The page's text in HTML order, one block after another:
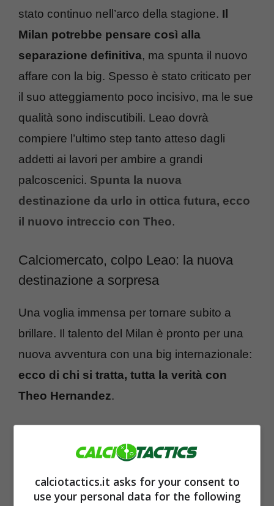
stato continuo nell’arco della stagione. Il
Milan potrebbe pensare così alla
separazione definitiva, ma spunta il nuovo
affare con la big. Spesso è stato criticato per
il suo atteggiamento poco incisivo, ma le sue
qualità sono indiscutibili. Leao dovrà
compiere l’ultimo step tanto atteso dagli
addetti ai lavori per ambire a grandi
palcoscenici. Spunta la nuova
destinazione da urlo in ottica futura, ecco
il nuovo intreccio con Theo.
Calciomercato, colpo Leao: la nuova
destinazione a sorpresa
Una voglia immensa per tornare subito a
brillare. Il talento del Milan è pronto per una
nuova avventura con una big internazionale:
ecco di chi si tratta, tutta la verità con
Theo Hernandez.
calciotactics.it asks for your consent to
use your personal data for the following